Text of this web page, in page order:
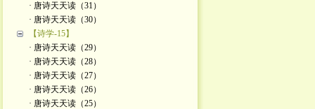
· 唐诗天天读（31）
· 唐诗天天读（30）
【诗学-15】
· 唐诗天天读（29）
· 唐诗天天读（28）
· 唐诗天天读（27）
· 唐诗天天读（26）
· 唐诗天天读（25）